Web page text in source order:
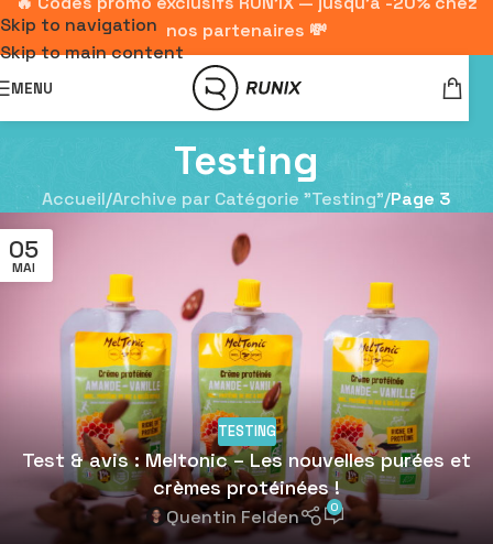
Skip to navigation
Skip to main content
nos partenaires 💸
MENU
Testing
Accueil/Archive par Catégorie "Testing"/Page 3
05
MAI
TESTING
Test & avis : Meltonic – Les nouvelles purées et
crèmes protéinées !
Quentin Felden 0